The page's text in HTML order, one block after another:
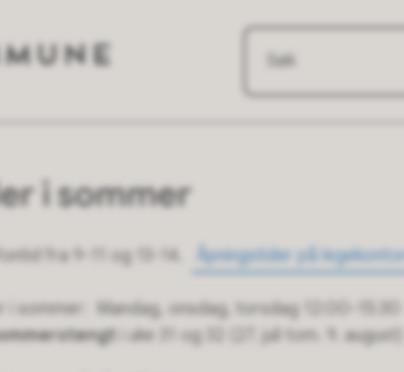
i sommer
fra 9-11 og 13-14. Åpningstider på
i sommer: Mandag, onsdag, torsdag 12:00-15:30
i uke 31 og 32 (27. juli tom. 9. august)